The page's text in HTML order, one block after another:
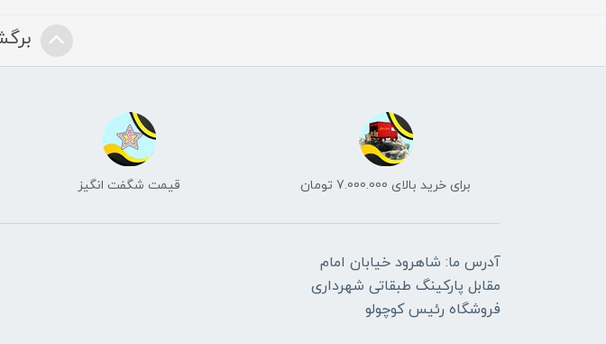
برای خرید بالای 7.000.000 تومان قیمت شگفت انگیز
آدرس ما: شاهرود خیابان امام
مقابل پارکینگ طبقاتی شهرداری
فروشگاه رئیس کوچولو